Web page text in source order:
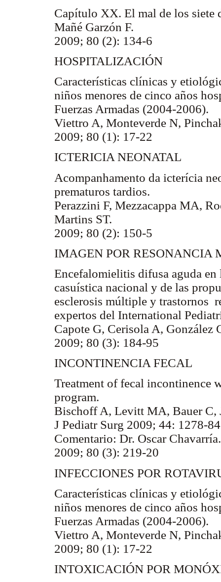
Capítulo XX. El mal de los siete
Mañé Garzón F.
2009; 80 (2): 134-6
HOSPITALIZACIÓN
Características clínicas y
niños menores de cinco años
Fuerzas Armadas (2004-2006).
Viettro A, Monteverde N,
2009; 80 (1): 17-22
ICTERICIA NEONATAL
Acompanhamento da icterícia
prematuros tardios.
Perazzini F, Mezzacappa MA,
Martins ST.
2009; 80 (2): 150-5
IMAGEN POR RESONANCIA
Encefalomielitis difusa aguda en
casuística nacional y de las
esclerosis múltiple y trastornos
expertos del International
Capote G, Cerisola A, González
2009; 80 (3): 184-95
INCONTINENCIA FECAL
Treatment of fecal incontinence
program.
Bischoff A, Levitt MA, Bauer C,
J Pediatr Surg 2009; 44: 1278-84
Comentario: Dr. Oscar Chavarría.
2009; 80 (3): 219-20
INFECCIONES POR
Características clínicas y
niños menores de cinco años
Fuerzas Armadas (2004-2006).
Viettro A, Monteverde N,
2009; 80 (1): 17-22
INTOXICACIÓN POR